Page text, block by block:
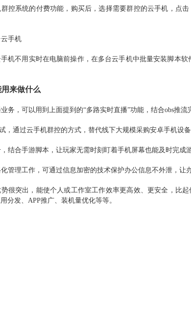
控系统的付费功能，购买后，选择需要群控的云手机，点
手机
机不用实时在电脑前操作，在多台云手机中批量安装脚本软
来做什么
务，可以用到上面提到的“多路实时直播”功能，结合obs推流
，通过云手机群控的方式，替代线下大规模采购安卓手机设
结合手游脚本，让玩家无需时刻盯着手机屏幕也能及时完成
管理工作，可通过信息加密的技术保护办公信息不外泄，让
很突出，能使个人或工作室工作效率更高效、更安全，比
分发、 APP推广、装机量优化等等。